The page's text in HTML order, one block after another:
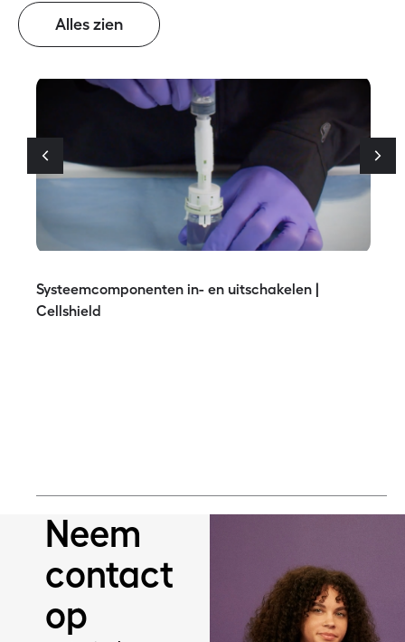
Alles zien
Systeemcomponenten in- en uitschakelen |
Cellshield
Neem
contact
op